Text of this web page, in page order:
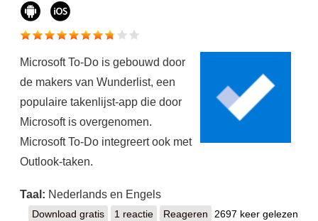
Microsoft To-Do is gebouwd door
de makers van Wunderlist, een
populaire takenlijst-app die door
Microsoft is overgenomen.
Microsoft To-Do integreert ook met
Outlook-taken.
Taal: Nederlands en Engels
Download gratis Microsoft To-Do
1 reactie Reageren 2697 keer gelezen